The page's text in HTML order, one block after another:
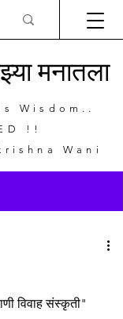
मनातला
Wisdom..
!!
Wani
विवाह संस्कृती"